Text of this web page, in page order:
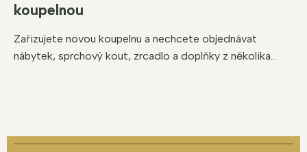
koupelnou
Zařizujete novou koupelnu a nechcete objednávat
nábytek, sprchový kout, zrcadlo a doplňky z několika...